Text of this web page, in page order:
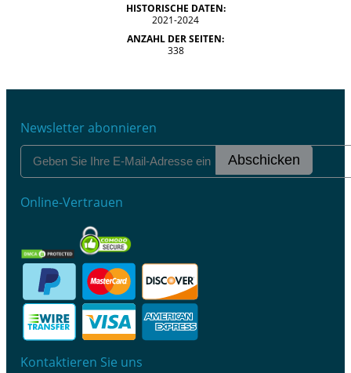
HISTORISCHE DATEN:
2021-2024
ANZAHL DER SEITEN:
338
Newsletter abonnieren
Abschicken
Online-Vertrauen
Kontaktieren Sie uns